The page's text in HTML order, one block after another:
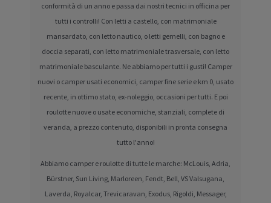
conformità di un anno e passa dai nostri tecnici in officina per
tutti i controlli! Con letti a castello, con matrimoniale
mansardato, con letto nautico, o letti gemelli, con bagno e
doccia separati, con letto matrimoniale trasversale, con letto
matrimoniale basculante. Ne abbiamo per tutti i gusti! Camper
nuovi o camper usati economici, camper fine serie e km 0, usato
recente, in ottimo stato, ex-noleggio, occasioni per tutti. E poi
roulotte nuove o usate economiche, stanziali, complete di
veranda, a prezzo contenuto, disponibili in pronta consegna
tutto l'anno!
Abbiamo camper e roulotte di tutte le marche: McLouis, Adria,
Bürstner, Sun Living, Marloreen, Fendt, Bell, VS Valsugana,
Laverda, Royalcar, Trevicaravan, Exodus, Rigoldi, Messager,